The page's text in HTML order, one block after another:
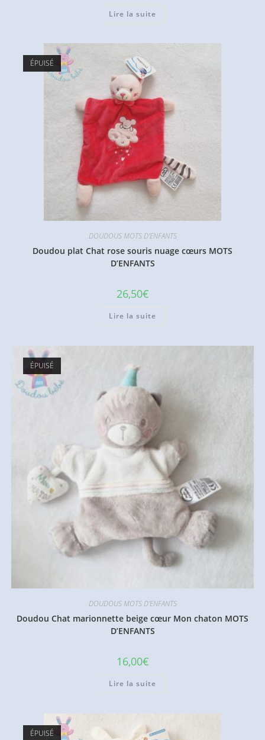
Lire la suite
ÉPUISÉ
DOUDOUS MOTS D'ENFANTS
Doudou plat Chat rose souris nuage cœurs MOTS
D’ENFANTS
26,50€
Lire la suite
ÉPUISÉ
DOUDOUS MOTS D'ENFANTS
Doudou Chat marionnette beige cœur Mon chaton MOTS
D’ENFANTS
16,00€
Lire la suite
ÉPUISÉ